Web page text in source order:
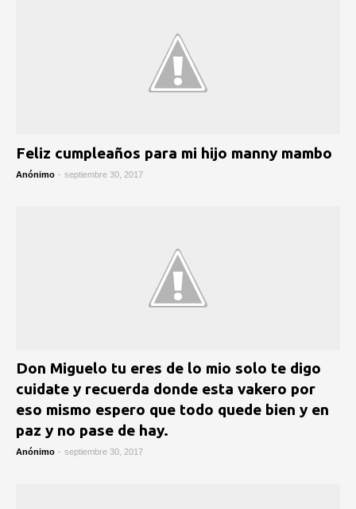
Feliz cumpleaños para mi hijo manny mambo
Anónimo - septiembre 30, 2017
Don Miguelo tu eres de lo mio solo te digo
cuidate y recuerda donde esta vakero por
eso mismo espero que todo quede bien y en
paz y no pase de hay.
Anónimo - septiembre 30, 2017